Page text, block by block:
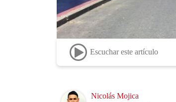
Escuchar este artículo
Image Nicolás Mojica